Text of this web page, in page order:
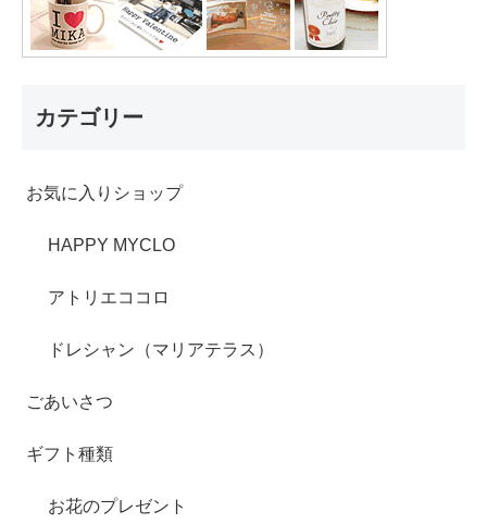
カテゴリー
お気に入りショップ
HAPPY MYCLO
アトリエココロ
ドレシャン（マリアテラス）
ごあいさつ
ギフト種類
お花のプレゼント